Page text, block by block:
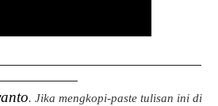
———
. Jika mengkopi-paste tulisan ini di